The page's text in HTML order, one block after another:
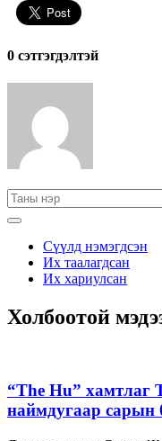
0 cэтгэгдэлтэй
Сүүлд нэмэгдсэн
Их таалагдсан
Их хариулсан
Холбоотой
“The Hu” хамтлаг
наймдугаар сарын